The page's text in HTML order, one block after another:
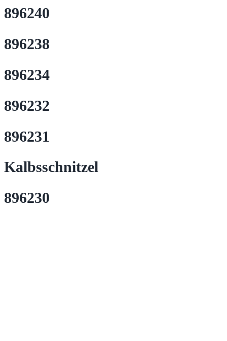
896240
896238
896234
896232
896231
Kalbsschnitzel
896230